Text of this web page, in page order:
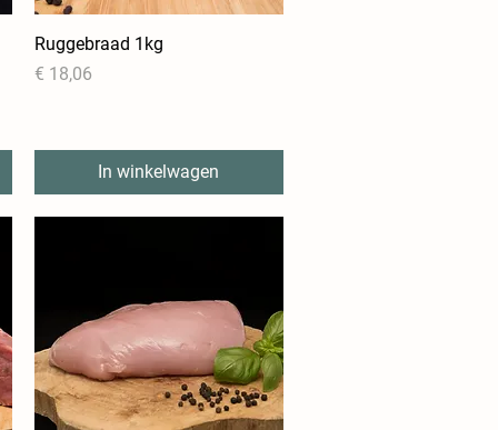
Snel overzicht
Ruggebraad 1kg
Prijs
€ 18,06
In winkelwagen